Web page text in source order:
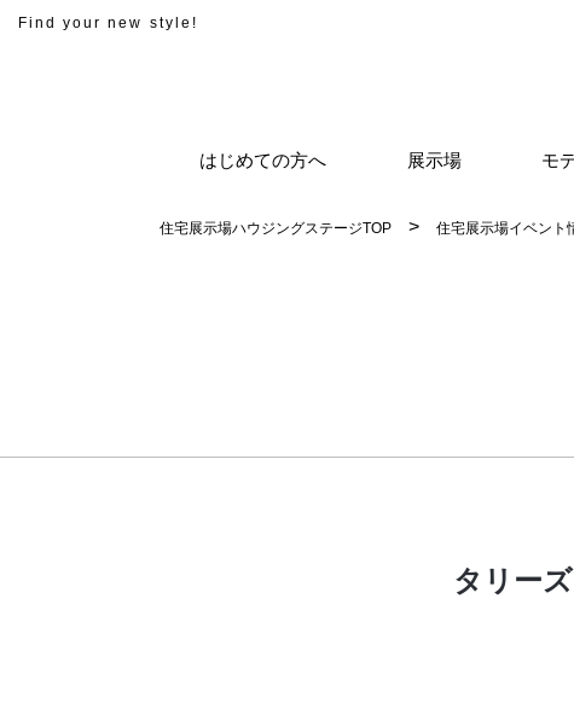
Find your new style!
はじめての方へ 展示場 モ
住宅展示場ハウジングステージTOP 住宅展示場イベント
タリー